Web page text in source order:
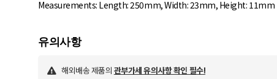
유의사항
해외배송 제품의 관부가세 유의사항 확인 필수!